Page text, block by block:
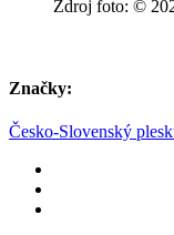
Zdroj foto: ©
Značky:
Česko-Slovenský ples